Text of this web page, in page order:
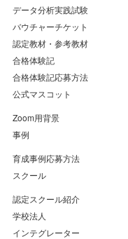
データ分析実践試験
バウチャーチケット
認定教材・参考教材
合格体験記
合格体験記応募方法
公式マスコット
Zoom用背景
事例
育成事例応募方法
スクール
認定スクール紹介
学校法人
インテグレーター